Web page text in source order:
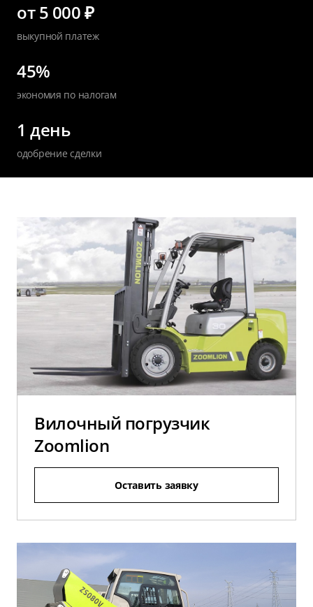
от 5 000 ₽
выкупной платеж
45%
экономия по налогам
1 день
одобрение сделки
Вилочный погрузчик
Zoomlion
Оставить заявку